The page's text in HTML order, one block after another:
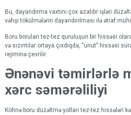
Bu, dayandırma vaxtını çox azaldır işləri
vəhşi tökülmələrin dayandırılması ilə ətraf
Boru boruları tez-tez quruluşun bir hissəsi
və sızıntılar ortaya çıxdıqda, "unut" hissəsi
rejiminə çevrilir.
Ənənəvi təmirlərlə
xərc səmərəliliyi
Köhnə boru düzəltmə yolları tez-tez hissələri